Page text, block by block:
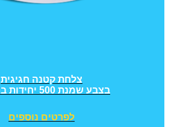
צלחת קטנה חגיגית
בצבע שמנת 500 יחידות בחבילה
לפרטים נוספים